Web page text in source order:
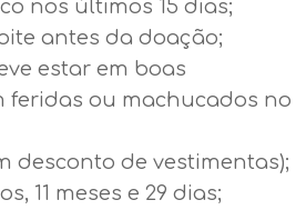
nos últimos 15 dias;
antes da doação;
estar em boas
feridas ou machucados no
desconto de vestimentas);
11 meses e 29 dias;